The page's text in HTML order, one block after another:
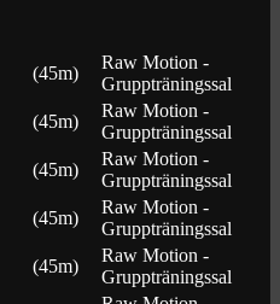
(45m)
Raw Motion -
Gruppträningssal
(45m)
Raw Motion -
Gruppträningssal
(45m)
Raw Motion -
Gruppträningssal
(45m)
Raw Motion -
Gruppträningssal
(45m)
Raw Motion -
Gruppträningssal